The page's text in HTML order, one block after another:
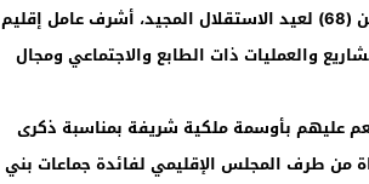
بمناسبة تخليد الذكرى الثامنة والستين (68) لعيد الاستقلال المجيد، أشرف عامل إقليم
من المشاريع والعمليات ذات الطابع والاجتماعي ومجال
عليهم بأوسمة ملكية شريفة بمناسبة ذكرى
مفاتيح 7 سيارات إسعاف مقتناة من طرف المجلس الإقليمي لفائدة جماعات بني